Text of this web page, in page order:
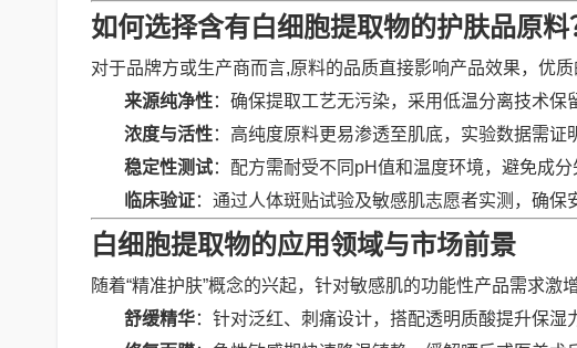
如何选择含有白细胞提取物的护肤品原料
对于品牌方或生产商而言,原料的品质直接影响产品效果，优
来源纯净性：确保提取工艺无污染，采用低温分离技术保
浓度与活性：高纯度原料更易渗透至肌底，实验数据需证
稳定性测试：配方需耐受不同pH值和温度环境，避免成分
临床验证：通过人体斑贴试验及敏感肌志愿者实测，确保
白细胞提取物的应用领域与市场前景
随着“精准护肤”概念的兴起，针对敏感肌的功能性产品需求激
舒缓精华：针对泛红、刺痛设计，搭配透明质酸提升保湿